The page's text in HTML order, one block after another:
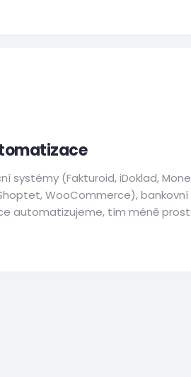
systémy (Fakturoid, iDoklad,
WooCommerce), bankovní
automatizujeme, tím méně